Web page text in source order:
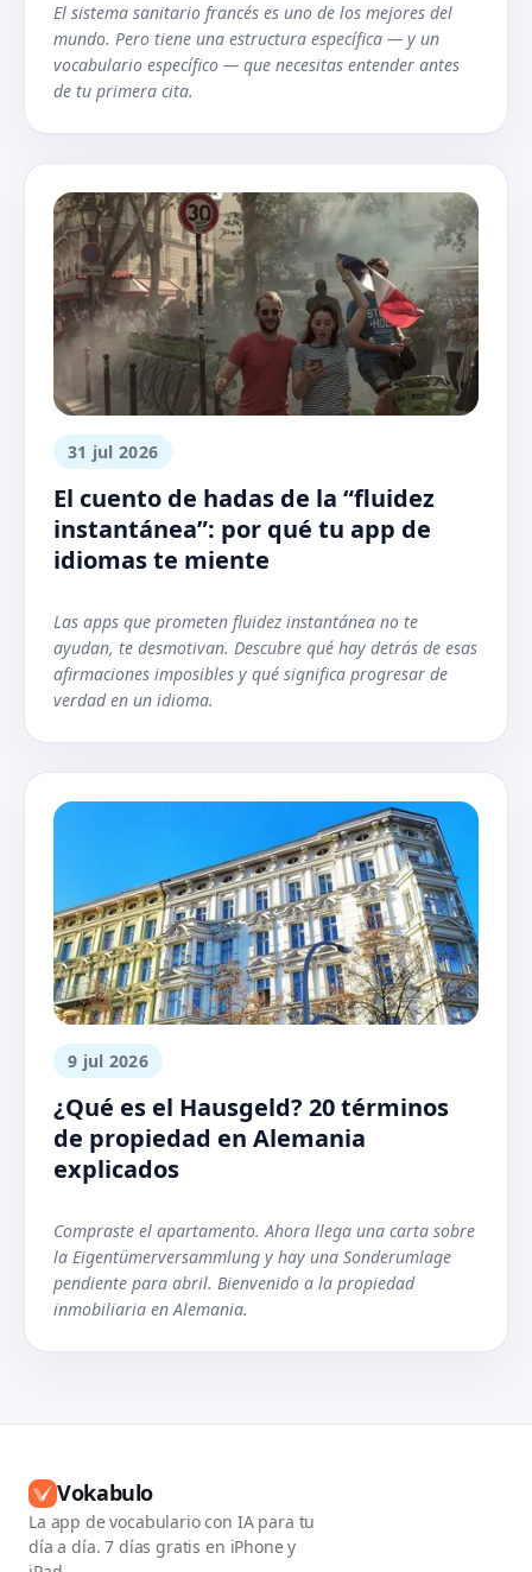
El sistema sanitario francés es uno de los mejores del
mundo. Pero tiene una estructura específica — y un
vocabulario específico — que necesitas entender antes
de tu primera cita.
31 jul 2026
El cuento de hadas de la “fluidez
instantánea”: por qué tu app de
idiomas te miente
Las apps que prometen fluidez instantánea no te
ayudan, te desmotivan. Descubre qué hay detrás de esas
afirmaciones imposibles y qué significa progresar de
verdad en un idioma.
9 jul 2026
¿Qué es el Hausgeld? 20 términos
de propiedad en Alemania
explicados
Compraste el apartamento. Ahora llega una carta sobre
la Eigentümerversammlung y hay una Sonderumlage
pendiente para abril. Bienvenido a la propiedad
inmobiliaria en Alemania.
Vokabulo
La app de vocabulario con IA para tu
día a día. 7 días gratis en iPhone y